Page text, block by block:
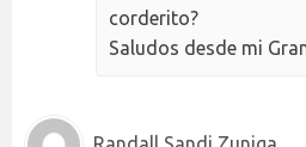
corderito?
Saludos desde mi